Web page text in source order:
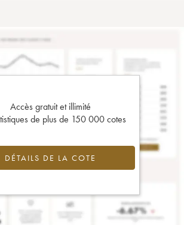
Accès gratuit et illimité
de plus de 150 000 cotes
DÉTAILS DE LA COTE